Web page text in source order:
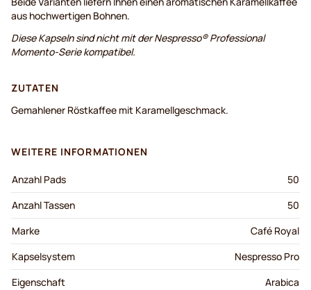
aus hochwertigen Bohnen.
Diese Kapseln sind nicht mit der Nespresso® Professional
Momento-Serie kompatibel.
ZUTATEN
Gemahlener Röstkaffee mit Karamellgeschmack.
WEITERE INFORMATIONEN
Anzahl Pads
50
Anzahl Tassen
50
Marke
Café Royal
Kapselsystem
Nespresso Pro
Eigenschaft
Arabica